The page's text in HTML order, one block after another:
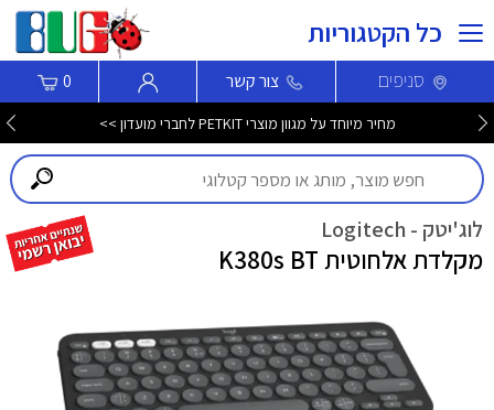
כל הקטגוריות
סניפים צור קשר 0
מחיר מיוחד על מגוון מוצרי PETKIT לחברי מועדון >>
לוג'יטק - Logitech
מקלדת אלחוטית K380s BT